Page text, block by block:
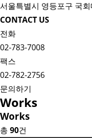
서울특별시 영등포구 국
CONTACT US
전화
02-783-7008
팩스
02-782-2756
문의하기
Works
Works
총 90건